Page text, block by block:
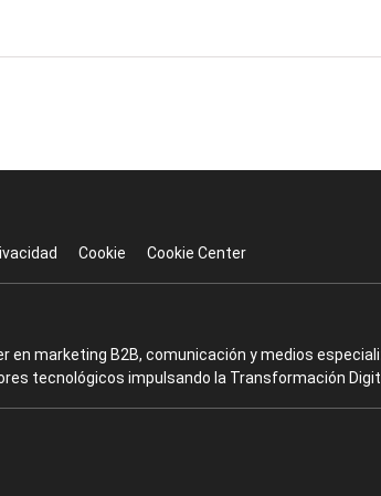
Cookie Cookie Center
en marketing B2B, comunicación y medios
tecnológicos impulsando la Transformación